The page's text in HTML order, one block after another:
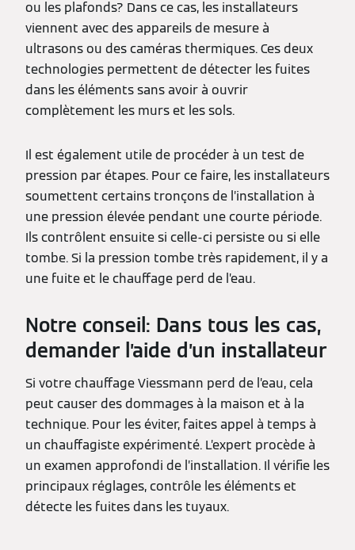
ou les plafonds? Dans ce cas, les installateurs
viennent avec des appareils de mesure à
ultrasons ou des caméras thermiques. Ces deux
technologies permettent de détecter les fuites
dans les éléments sans avoir à ouvrir
complètement les murs et les sols.
Il est également utile de procéder à un test de
pression par étapes. Pour ce faire, les installateurs
soumettent certains tronçons de l’installation à
une pression élevée pendant une courte période.
Ils contrôlent ensuite si celle-ci persiste ou si elle
tombe. Si la pression tombe très rapidement, il y a
une fuite et le chauffage perd de l’eau.
Notre conseil: Dans tous les cas,
demander l’aide d’un installateur
Si votre chauffage Viessmann perd de l’eau, cela
peut causer des dommages à la maison et à la
technique. Pour les éviter, faites appel à temps à
un chauffagiste expérimenté. L’expert procède à
un examen approfondi de l’installation. Il vérifie les
principaux réglages, contrôle les éléments et
détecte les fuites dans les tuyaux.